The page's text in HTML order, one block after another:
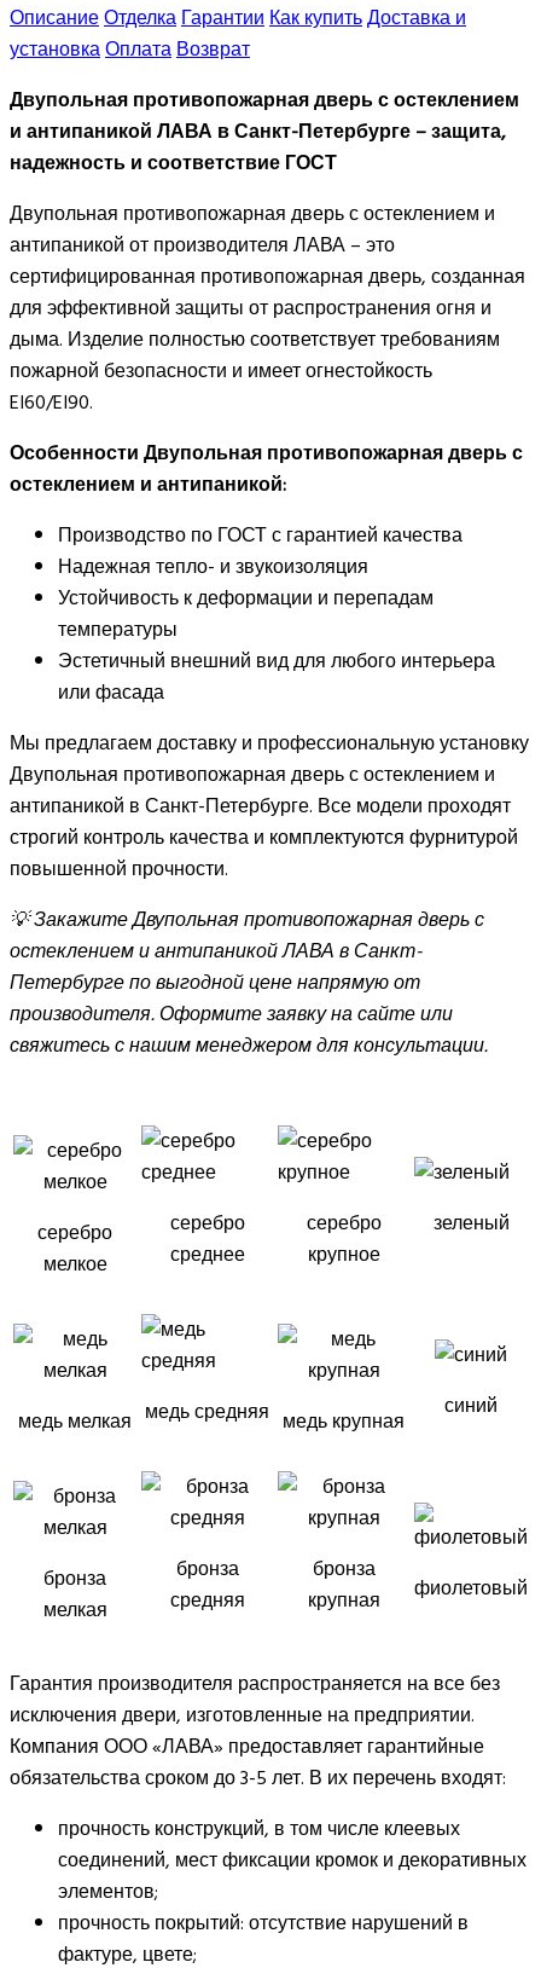
ОписаниеОтделкаГарантииКак купитьДоставка и
установкаОплатаВозврат
Двупольная противопожарная дверь с остеклением
и антипаникой ЛАВА в Санкт-Петербурге – защита,
надежность и соответствие ГОСТ
Двупольная противопожарная дверь с остеклением и
антипаникой от производителя ЛАВА – это
сертифицированная противопожарная дверь, созданная
для эффективной защиты от распространения огня и
дыма. Изделие полностью соответствует требованиям
пожарной безопасности и имеет огнестойкость
EI60/EI90.⠀
Особенности Двупольная противопожарная дверь с
остеклением и антипаникой:
Производство по ГОСТ с гарантией качества
Надежная тепло- и звукоизоляция
Устойчивость к деформации и перепадам
температуры
Эстетичный внешний вид для любого интерьера
или фасада
Мы предлагаем доставку и профессиональную установку
Двупольная противопожарная дверь с остеклением и
антипаникой в Санкт-Петербурге. Все модели проходят
строгий контроль качества и комплектуются фурнитурой
повышенной прочности.
💡 Закажите Двупольная противопожарная дверь с
остеклением и антипаникой ЛАВА в Санкт-
Петербурге по выгодной цене напрямую от
производителя. Оформите заявку на сайте или
свяжитесь с нашим менеджером для консультации.
серебро
мелкое
серебро
среднее
серебро
крупное
зеленый
медь мелкая медь средняя медь крупная синий
бронза
мелкая
бронза
средняя
бронза
крупная
фиолетовый
Гарантия производителя распространяется на все без
исключения двери, изготовленные на предприятии.
Компания ООО «ЛАВА» предоставляет гарантийные
обязательства сроком до 3-5 лет. В их перечень входят:
прочность конструкций, в том числе клеевых
соединений, мест фиксации кромок и декоративных
элементов;
прочность покрытий: отсутствие нарушений в
фактуре, цвете;